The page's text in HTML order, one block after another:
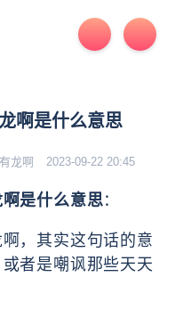
啊是什么意思
龙啊 2023-09-22 20:45
是什么意思：
， 其实这句话的意
者是嘲讽那些天天